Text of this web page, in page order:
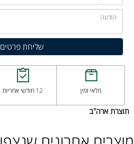
מלאי זמין 12 חודשי אחריות
תוצרת ארה"ב